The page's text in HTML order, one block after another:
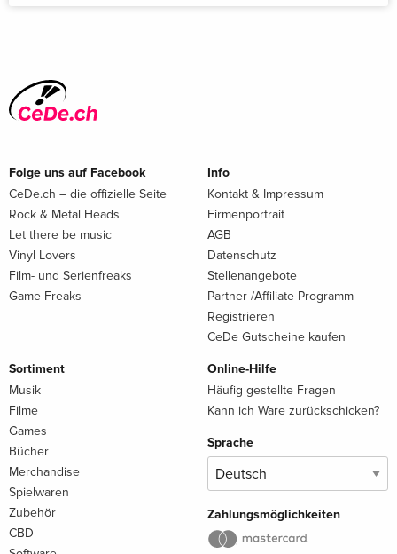
Folge uns auf Facebook
CeDe.ch – die offizielle Seite
Rock & Metal Heads
Let there be music
Vinyl Lovers
Film- und Serienfreaks
Game Freaks
Info
Kontakt & Impressum
Firmenportrait
AGB
Datenschutz
Stellenangebote
Partner-/Affiliate-Programm
Registrieren
CeDe Gutscheine kaufen
Sortiment
Musik
Filme
Games
Bücher
Merchandise
Spielwaren
Zubehör
CBD
Online-Hilfe
Häufig gestellte Fragen
Kann ich Ware zurückschicken?
Sprache
Zahlungsmöglichkeiten